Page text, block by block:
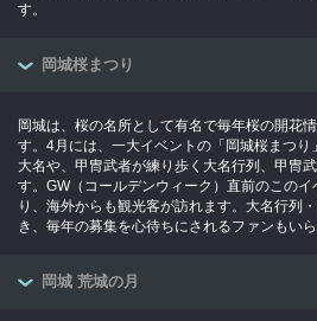
す。
岡城桜まつり
岡城は、桜の名所として有名で毎年桜の開花
す。4月には、一大イベントの「岡城桜まつ
大名や、甲冑武者が練り歩く大名行列、甲冑
す。GW（コールデンウィーク）直前のこの
り、海外からも観光客が訪れます。大名行列
き、毎年の募集を心待ちにされるファンもいら
岡城 荒城の月